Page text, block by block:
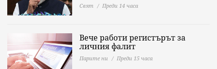
Свят Преди 14 часа
Вече работи регистърът за
личния фалит
Парите ни Преди 15 часа